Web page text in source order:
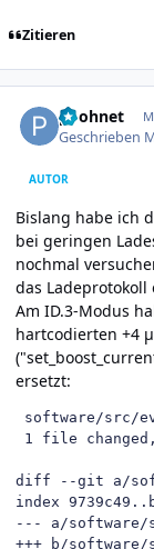
Zitieren
poohnet
Geschrieben
AUTOR
Bislang habe ich
bei geringen
nochmal
das Ladeprotokoll
Am ID.3-Modus
hartcodierten +4
ersetzt:
software/src/
1 file
diff --git a/
index
--- a/software/
+++ b/software/